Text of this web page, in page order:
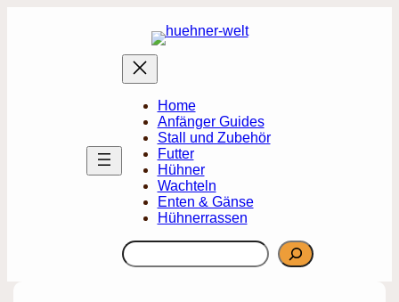
Home
Anfänger Guides
Stall und Zubehör
Futter
Hühner
Wachteln
Enten & Gänse
Hühnerrassen
Suchen